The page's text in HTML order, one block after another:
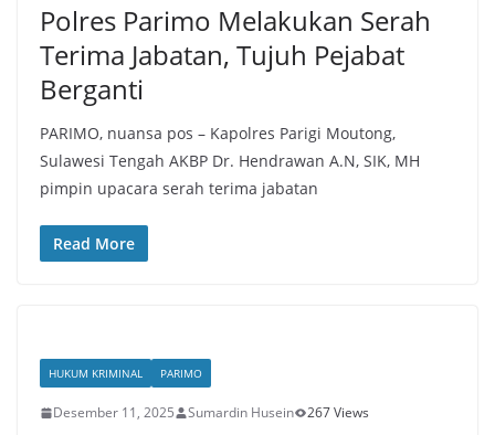
Polres Parimo Melakukan Serah
Terima Jabatan, Tujuh Pejabat
Berganti
PARIMO, nuansa pos – Kapolres Parigi Moutong,
Sulawesi Tengah AKBP Dr. Hendrawan A.N, SIK, MH
pimpin upacara serah terima jabatan
Read More
HUKUM KRIMINAL PARIMO
Desember 11, 2025 Sumardin Husein 267 Views